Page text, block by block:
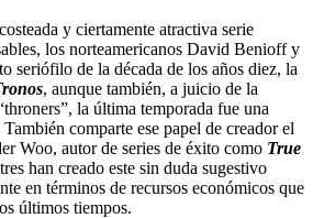
y ciertamente atractiva serie
los norteamericanos David Benioff y
seriófilo de la década de los años diez, la
, aunque también, a juicio de la
la última temporada fue una
comparte ese papel de creador el
Woo, autor de series de éxito como True
han creado este sin duda sugestivo
en términos de recursos económicos que
últimos tiempos.